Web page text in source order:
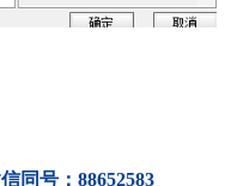
同号：88652583